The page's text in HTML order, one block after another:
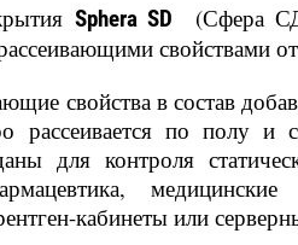
Sphera SD (Сфера
свойствами
свойства в состав
рассеивается по полу
для контроля
кабинеты или